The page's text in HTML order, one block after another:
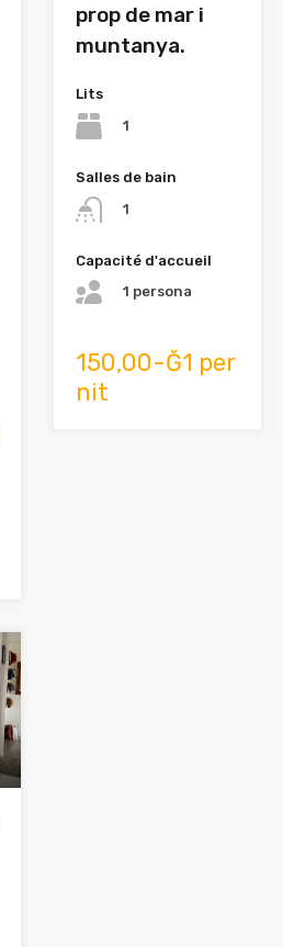
prop de mar i
muntanya.
Lits
1
Salles de bain
1
Capacité d'accueil
1 persona
150,00-Ğ1 per
nit